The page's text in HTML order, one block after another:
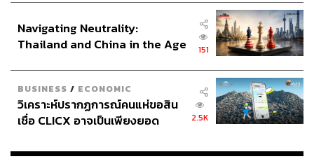
วันที่เราได้มาเป็นหมอเต็มตัว ตอนนั้นรู้สึกอย่างไร
หมอออย:จะบอกว่าไม่เคยคิดว่าจะเป็นหมอผิวหนังตั้งแต่แรก
Navigating Neutrality:
Thailand and China in the Age
151
BUSINESS / ECONOMIC
วิเคราะห์ปรากฏการณ์คนแห่ขอสิน
เชื่อ CLICX อาจเป็นเพียงยอด
เรือนไทยที่ถูกซุกไว้
2.5K